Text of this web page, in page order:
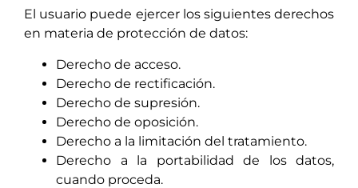
El usuario puede ejercer los siguientes derechos
en materia de protección de datos:
Derecho de acceso.
Derecho de rectificación.
Derecho de supresión.
Derecho de oposición.
Derecho a la limitación del tratamiento.
Derecho a la portabilidad de los datos,
cuando proceda.